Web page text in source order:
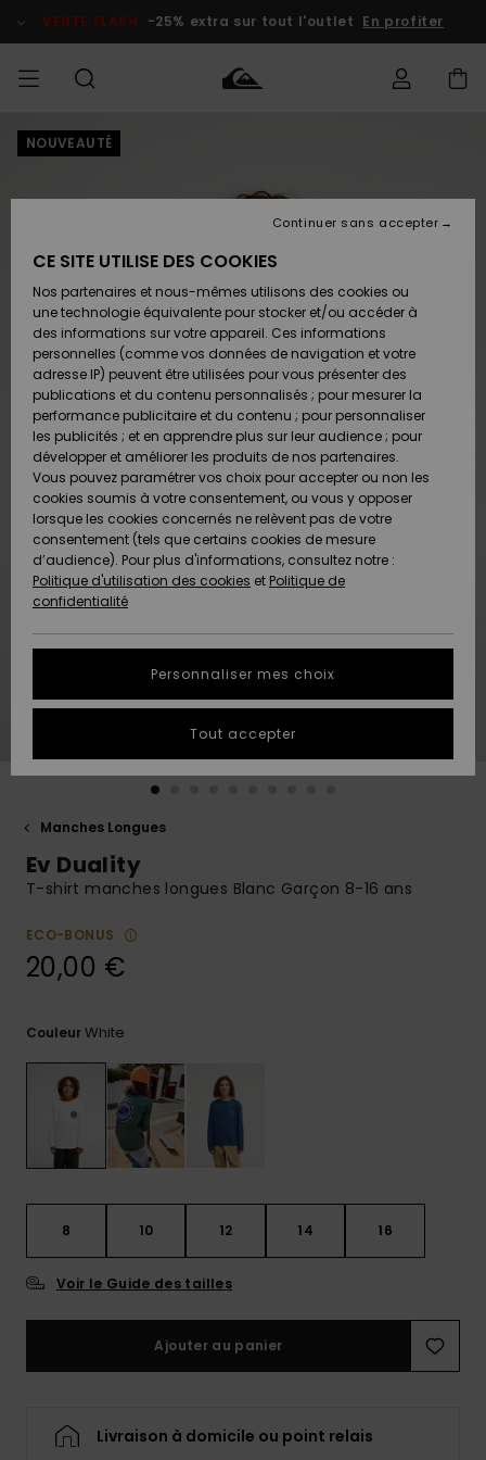
l'information
le
VENTE FLASH -25% extra sur tout l'outlet En profiter
HOMME
Accessoires
Chaussures
& Tongs
Surf
Snow
Nouveautés
A
Découvrir
Accessoires
Chaussures
& Tongs
Surf
Snow
Nouveautés
A
Découvrir
FEMME
Nouveautés
A
Découvrir
Snow
SURF
Enfant
Highlights
Communauté
SNOW
Snow
Shop
Enfant
Snow
Shop
Femme
A
Découvrir
Communauté
VENTE
FLASH
Enfant
Outlet
Femme
Préférences
Langue Et
Région
Nederlands
AIDE &
CONTACT
Retours
Paiement
Carte
Cadeau
Quiksilver
Freedom
Protection
des données
Démarrez
Démarrer
fréquentes et
notre
formulaire
de contact.
Consulter
COLLECTION
CARTE
CADEAU
LISTE DE
SOUHAITS
NOUVEAUTÉ
Manches Longues
Ev Duality
T-shirt manches longues Blanc Garçon 8-16 ans
ECO-BONUS
20,00 €
CouleurWhite
8 10 12 14 16
Voir le Guide des tailles
Ajouter au panier
Livraison à domicile ou point relais
CE SITE UTILISE DES COOKIES
Nos partenaires et nous-mêmes utilisons des cookies ou
une technologie équivalente pour stocker et/ou accéder à
des informations sur votre appareil. Ces informations
personnelles (comme vos données de navigation et votre
adresse IP) peuvent être utilisées pour vous présenter des
publications et du contenu personnalisés ; pour mesurer la
performance publicitaire et du contenu ; pour personnaliser
les publicités ; et en apprendre plus sur leur audience ; pour
développer et améliorer les produits de nos partenaires.
Vous pouvez paramétrer vos choix pour accepter ou non les
cookies soumis à votre consentement, ou vous y opposer
lorsque les cookies concernés ne relèvent pas de votre
consentement (tels que certains cookies de mesure
d’audience). Pour plus d'informations, consultez notre :
Politique d'utilisation des cookies et Politique de
confidentialité
Personnaliser mes choix
Continuer sans accepter
Tout accepter